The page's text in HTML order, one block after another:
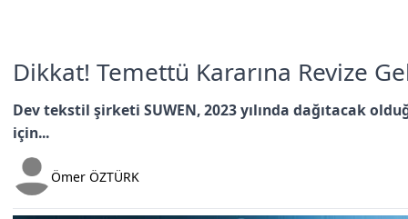
Dikkat! Temettü Kararına Revize
Dev tekstil şirketi SUWEN, 2023 yılında dağıtacak
için...
Ömer ÖZTÜRK